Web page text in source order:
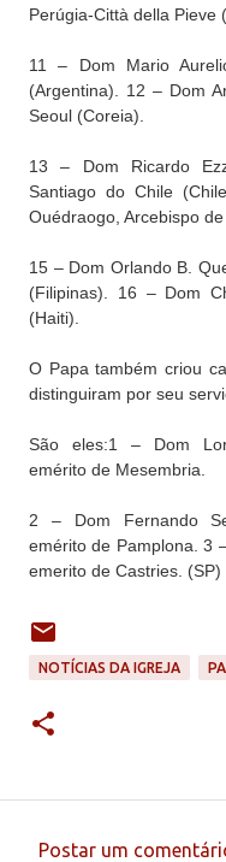
Perúgia-Città della Pieve
11 – Dom Mario
(Argentina). 12 – Dom
Seoul (Coreia).
13 – Dom Ricardo
Santiago do Chile
Ouédraogo, Arcebispo
15 – Dom Orlando B.
(Filipinas). 16 – Dom
(Haiti).
O Papa também criou
distinguiram por seu
São eles:1 – Dom
emérito de Mesembria.
2 – Dom Fernando
emérito de Pamplona. 3
emerito de Castries. (SP)
NOTÍCIAS DA IGREJA
Postar um